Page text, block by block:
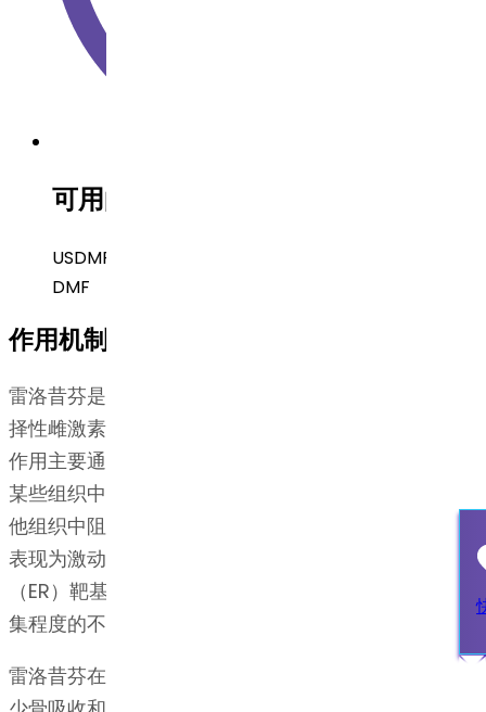
可用的法规申报文件
USDMF, CEP 已提交, 加拿大 DMF, 韩国 DMF, 中国
DMF
作用机制
雷洛昔芬是一种雌激素激动剂/拮抗剂，通常被称为选
择性雌激素受体调节剂（SERM）。雷洛昔芬的生物学
作用主要通过与雌激素受体结合而介导。这种结合会在
某些组织中激活雌激素相关通路（激动作用），而在其
他组织中阻断雌激素相关通路（拮抗作用）。雷洛昔芬
表现为激动或拮抗作用，取决于其在雌激素受体
（ER）靶基因启动子处对共激活因子和共抑制因子募
集程度的不同。
雷洛昔芬在骨组织中似乎表现为雌激素激动剂。它可减